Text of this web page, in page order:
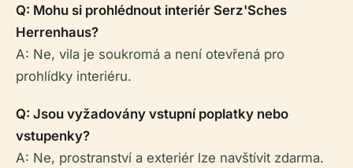
Q: Mohu si prohlédnout interiér Serz'Sches
Herrenhaus?
A: Ne, vila je soukromá a není otevřená pro
prohlídky interiéru.
Q: Jsou vyžadovány vstupní poplatky nebo
vstupenky?
A: Ne, prostranství a exteriér lze navštívit zdarma.